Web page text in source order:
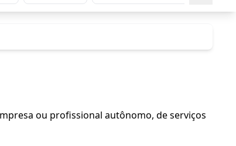
ou profissional autônomo, de serviços